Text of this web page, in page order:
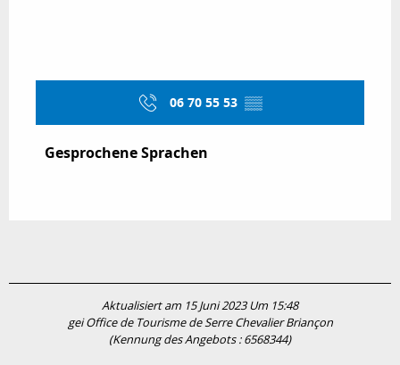
06 70 55 53 ▒▒
Gesprochene Sprachen
Gesprochene Sprachen
Aktualisiert am 15 Juni 2023 Um 15:48
gei Office de Tourisme de Serre Chevalier Briançon
(Kennung des Angebots :6568344)